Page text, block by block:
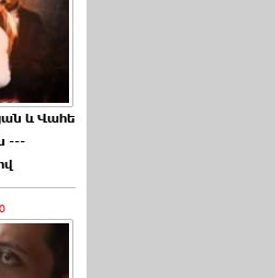
և Վահե
---